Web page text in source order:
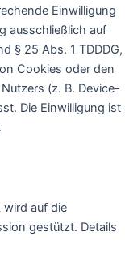
Einwilligung
ausschließlich auf
§ 25 Abs. 1 TDDDG,
Cookies oder den
(z. B. Device-
Die Einwilligung ist
wird auf die
gestützt. Details